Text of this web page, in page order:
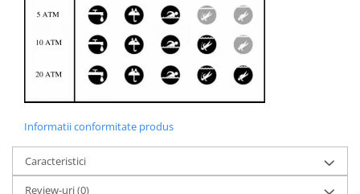
Informatii conformitate produs
Caracteristici
Review-uri(0)